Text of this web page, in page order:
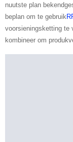
nuutste plan
beplan om te gebruik
voorsieningsketting te
kombineer om